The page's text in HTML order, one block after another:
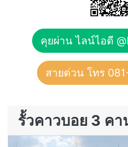
คุยผ่าน ไลน์ไอดี
สายด่วน โทร
รั้วคาวบอย 3 ค